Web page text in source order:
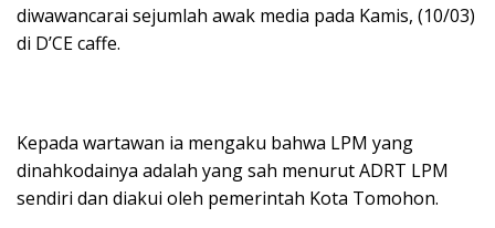
diwawancarai sejumlah awak media pada Kamis, (10/03)
di D’CE caffe.
Kepada wartawan ia mengaku bahwa LPM yang
dinahkodainya adalah yang sah menurut ADRT LPM
sendiri dan diakui oleh pemerintah Kota Tomohon.